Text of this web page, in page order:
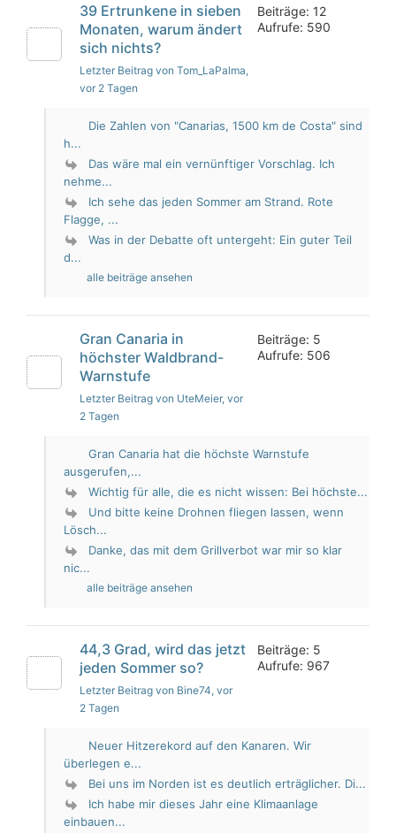
39 Ertrunkene in sieben
Monaten, warum ändert
sich nichts?
Letzter Beitrag von Tom_LaPalma,
vor 2 Tagen
Beiträge: 12
Aufrufe: 590
Die Zahlen von "Canarias, 1500 km de Costa" sind
h...
Das wäre mal ein vernünftiger Vorschlag. Ich
nehme...
Ich sehe das jeden Sommer am Strand. Rote
Flagge, ...
Was in der Debatte oft untergeht: Ein guter Teil
d...
alle beiträge ansehen
Gran Canaria in
höchster Waldbrand-
Warnstufe
Letzter Beitrag von UteMeier, vor
2 Tagen
Beiträge: 5
Aufrufe: 506
Gran Canaria hat die höchste Warnstufe
ausgerufen,...
Wichtig für alle, die es nicht wissen: Bei höchste...
Und bitte keine Drohnen fliegen lassen, wenn
Lösch...
Danke, das mit dem Grillverbot war mir so klar
nic...
alle beiträge ansehen
44,3 Grad, wird das jetzt
jeden Sommer so?
Letzter Beitrag von Bine74, vor
2 Tagen
Beiträge: 5
Aufrufe: 967
Neuer Hitzerekord auf den Kanaren. Wir
überlegen e...
Bei uns im Norden ist es deutlich erträglicher. Di...
Ich habe mir dieses Jahr eine Klimaanlage
einbauen...